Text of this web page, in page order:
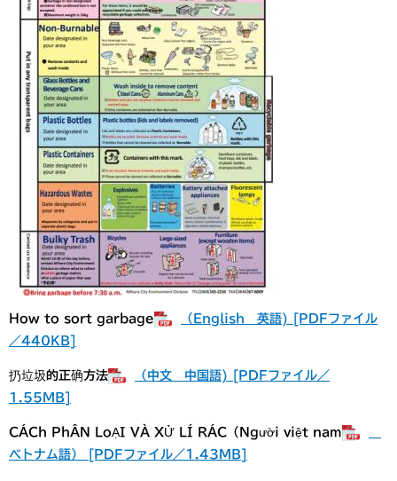
How to sort garbage
（English 英語) [PDFファイル
／440KB]
扔垃圾的正确方法
（中文 中国語) [PDFファイル／
1.55MB]
CÁCh PhÂN LoẠI VÀ XỬ LÍ RÁC​（Ngườ​i việ​t nam
ベトナム語） [PDFファイル／1.43MB]